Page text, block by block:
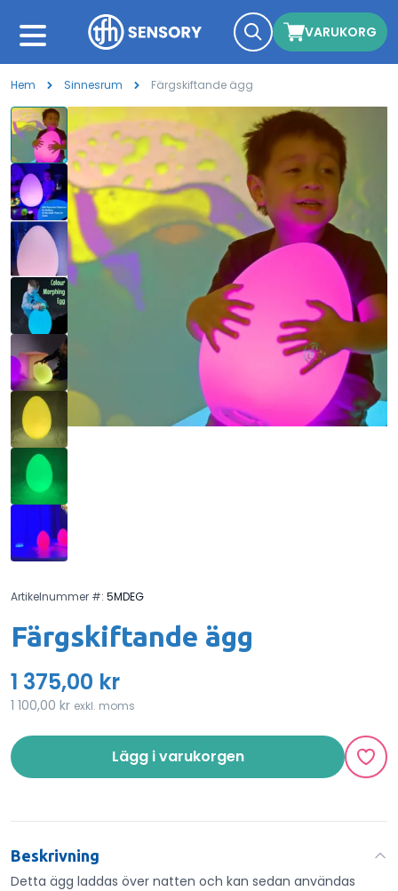
VARUKORG
Hem Sinnesrum Färgskiftande ägg
Artikelnummer #: 5MDEG
Färgskiftande ägg
1 375,00 kr
1 100,00 kr exkl. moms
Lägg i varukorgen
Beskrivning
Detta ägg laddas över natten och kan sedan användas